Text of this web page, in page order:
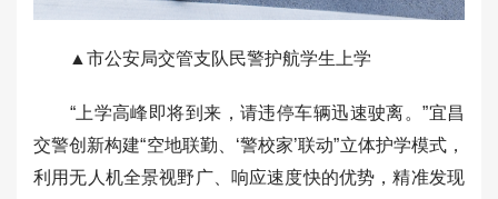
▲市公安局交管支队民警护航学生上学
“上学高峰即将到来，请违停车辆迅速驶离。”宜昌
交警创新构建“空地联勤、‘警校家’联动”立体护学模式，
利用无人机全景视野广、响应速度快的优势，精准发现